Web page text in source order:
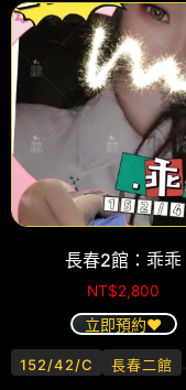
長春2館：乖乖
NT$2,800
立即預約❤️
152/42/C 長春二館 .